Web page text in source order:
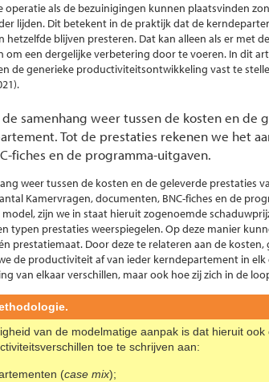
operatie als de bezuinigingen kunnen plaatsvinden
lijden. Dit betekent in de praktijk dat de
blijven presteren. Dat kan alleen als er met
om een dergelijke verbetering door te voeren. In dit
de generieke productiviteitsontwikkeling vast te
samenhang weer tussen de kosten en de
Tot de prestaties rekenen we het
fiches en de programma-uitgaven.
weer tussen de kosten en de geleverde prestaties
Kamervragen, documenten, BNC-fiches en de
zijn we in staat hieruit zogenoemde
typen prestaties weerspiegelen. Op deze manier
prestatiemaat. Door deze te relateren aan de
de productiviteit af van ieder kerndepartement in elk
van elkaar verschillen, maar ook hoe zij zich in de
van de modelmatige aanpak is dat hieruit ook
toe te schrijven aan:
(case mix);